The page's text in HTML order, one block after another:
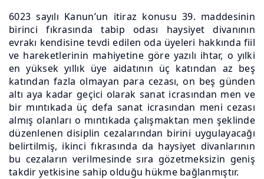
6023 sayılı Kanun’un itiraz konusu 39. maddesinin
birinci fıkrasında tabip odası haysiyet divanının
evrakı kendisine tevdi edilen oda üyeleri hakkında fiil
ve hareketlerinin mahiyetine göre yazılı ihtar, o yılki
en yüksek yıllık üye aidatının üç katından az beş
katından fazla olmayan para cezası, on beş günden
altı aya kadar geçici olarak sanat icrasından men ve
bir mıntıkada üç defa sanat icrasından meni cezası
almış olanları o mıntıkada çalışmaktan men şeklinde
düzenlenen disiplin cezalarından birini uygulayacağı
belirtilmiş, ikinci fıkrasında da haysiyet divanlarının
bu cezaların verilmesinde sıra gözetmeksizin geniş
takdir yetkisine sahip olduğu hükme bağlanmıştır.